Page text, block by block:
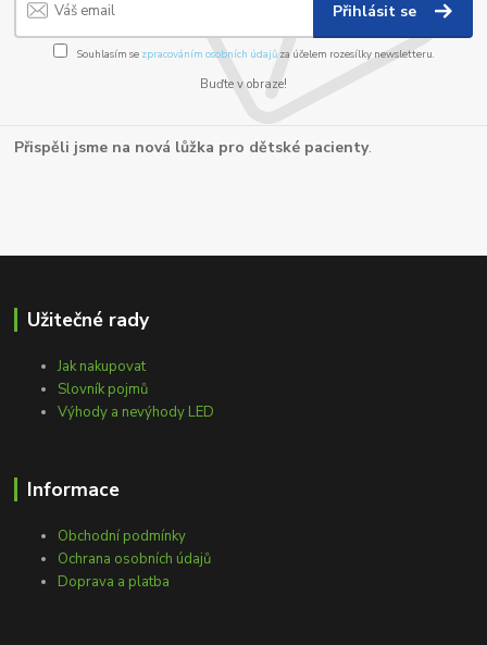
Přihlásit se
Souhlasím se zpracováním osobních údajůza účelem rozesílky newsletteru.
Buďte v obraze!
Přispěli jsme na nová lůžka pro dětské pacienty.
Užitečné rady
Jak nakupovat
Slovník pojmů
Výhody a nevýhody LED
Informace
Obchodní podmínky
Ochrana osobních údajů
Doprava a platba